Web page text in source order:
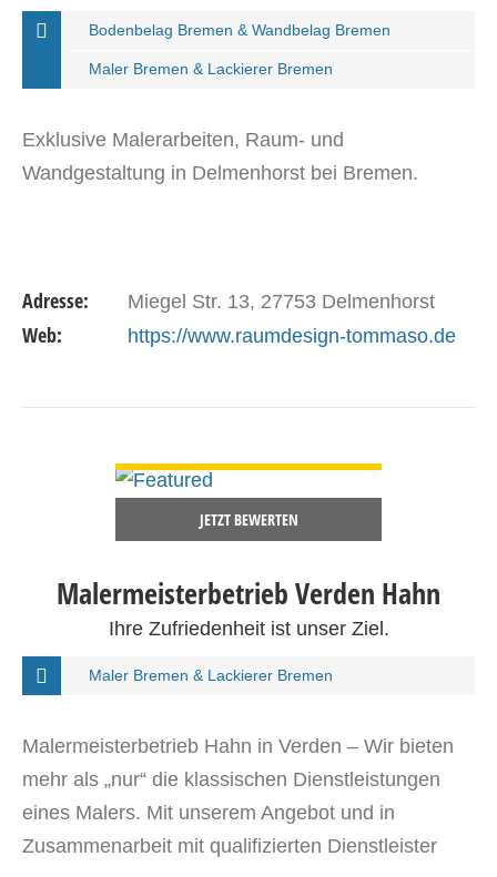
Bodenbelag Bremen & Wandbelag Bremen
Maler Bremen & Lackierer Bremen
Exklusive Malerarbeiten, Raum- und
Wandgestaltung in Delmenhorst bei Bremen.
Adresse: Miegel Str. 13, 27753 Delmenhorst
Web: https://www.raumdesign-tommaso.de
JETZT BEWERTEN
Malermeisterbetrieb Verden Hahn
Ihre Zufriedenheit ist unser Ziel.
Maler Bremen & Lackierer Bremen
Malermeisterbetrieb Hahn in Verden – Wir bieten
mehr als „nur“ die klassischen Dienstleistungen
eines Malers. Mit unserem Angebot und in
Zusammenarbeit mit qualifizierten Dienstleister